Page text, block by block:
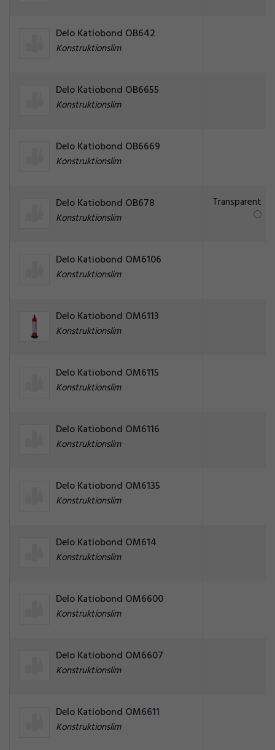
Delo Katiobond OB642
Konstruktionslim
Delo Katiobond OB6655
Konstruktionslim
Delo Katiobond OB6669
Konstruktionslim
Delo Katiobond OB678
Konstruktionslim
Transparent
Delo Katiobond OM6106
Konstruktionslim
Delo Katiobond OM6113
Konstruktionslim
Delo Katiobond OM6115
Konstruktionslim
Delo Katiobond OM6116
Konstruktionslim
Delo Katiobond OM6135
Konstruktionslim
Delo Katiobond OM614
Konstruktionslim
Delo Katiobond OM6600
Konstruktionslim
Delo Katiobond OM6607
Konstruktionslim
Delo Katiobond OM6611
Konstruktionslim